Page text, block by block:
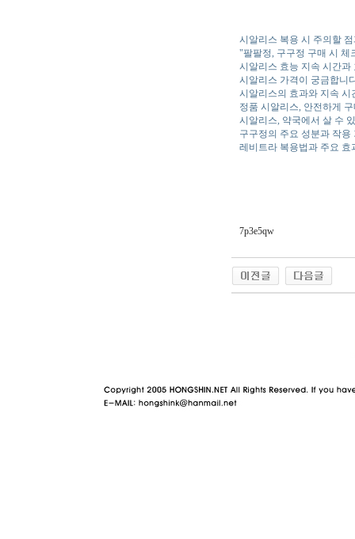
시알리스 복용 시 주의할
"팔팔정, 구구정 구매 시 체
시알리스 효능 지속 시간과
시알리스 가격이 궁금합니
시알리스의 효과와 지속 시
정품 시알리스, 안전하게
시알리스, 약국에서 살 수
구구정의 주요 성분과 작용
레비트라 복용법과 주요 효
7p3e5qw